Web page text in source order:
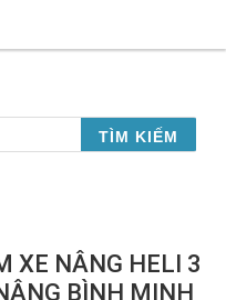
TÌM KIẾM
XE NÂNG HELI 3
BÌNH MINH